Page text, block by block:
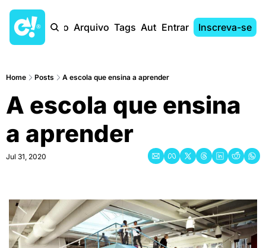
Início Arquivo Tags AutoresEntrar Inscreva-se
Home Posts A escola que ensina a aprender
A escola que ensina
a aprender
Jul 31, 2020